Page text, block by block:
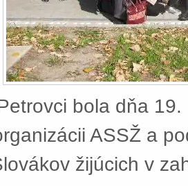
bola dňa
ASSŽ a
žijúcich v